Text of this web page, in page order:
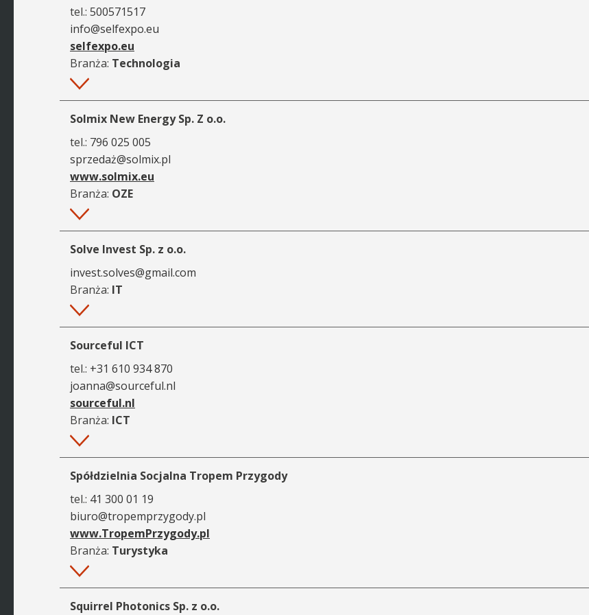
tel.: 500571517
info@selfexpo.eu
selfexpo.eu
Branża: Technologia
Więcej
Solmix New Energy Sp. Z o.o.
tel.: 796 025 005
sprzedaż@solmix.pl
www.solmix.eu
Branża: OZE
Więcej
Solve Invest Sp. z o.o.
invest.solves@gmail.com
Branża: IT
Więcej
Sourceful ICT
tel.: +31 610 934 870
joanna@sourceful.nl
sourceful.nl
Branża: ICT
Więcej
Spółdzielnia Socjalna Tropem Przygody
tel.: 41 300 01 19
biuro@tropemprzygody.pl
www.TropemPrzygody.pl
Branża: Turystyka
Więcej
Squirrel Photonics Sp. z o.o.